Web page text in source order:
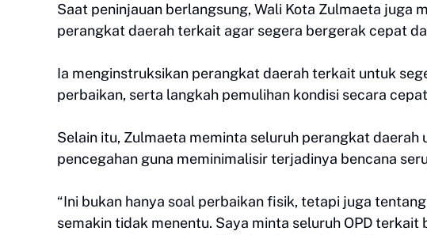
Saat peninjauan berlangsung, Wali Kota Zulmaeta juga
perangkat daerah terkait agar segera bergerak cepat
Ia menginstruksikan perangkat daerah terkait untuk
perbaikan, serta langkah pemulihan kondisi secara
Selain itu, Zulmaeta meminta seluruh perangkat
pencegahan guna meminimalisir terjadinya bencana
“Ini bukan hanya soal perbaikan fisik, tetapi juga
semakin tidak menentu. Saya minta seluruh OPD